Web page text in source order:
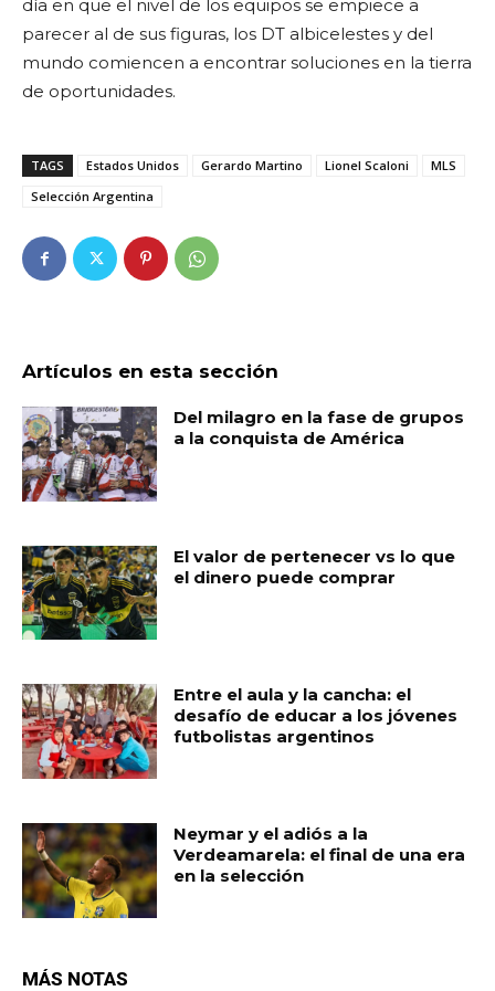
día en que el nivel de los equipos se empiece a
parecer al de sus figuras, los DT albicelestes y del
mundo comiencen a encontrar soluciones en la tierra
de oportunidades.
TAGS Estados Unidos Gerardo Martino Lionel Scaloni
MLS
Selección Argentina
Artículos en esta sección
Del milagro en la fase de grupos
a la conquista de América
El valor de pertenecer vs lo que
el dinero puede comprar
Entre el aula y la cancha: el
desafío de educar a los jóvenes
futbolistas argentinos
Neymar y el adiós a la
Verdeamarela: el final de una era
en la selección
MÁS NOTAS